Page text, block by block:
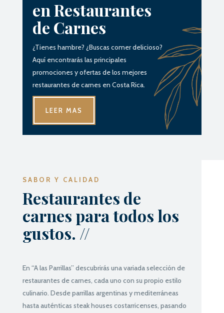
en Restaurantes
de Carnes
¿Tienes hambre? ¿Buscas comer delicioso?
Aquí encontrarás las principales
promociones y ofertas de los mejores
restaurantes de carnes en Costa Rica.
LEER MAS
SABOR Y CALIDAD
Restaurantes de
carnes para todos los
gustos. //
En “A las Parrillas” descubrirás una variada selección de
restaurantes de carnes, cada uno con su propio estilo
culinario. Desde parrillas argentinas y mediterráneas
hasta auténticas steak houses costarricenses, pasando